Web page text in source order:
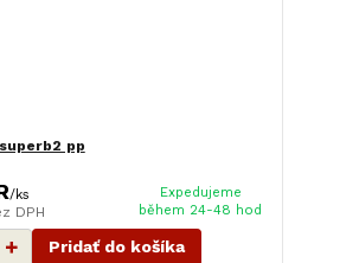
pp
/ks
DPH
Expedujeme
během 24-48 hod
Pridať do košíka